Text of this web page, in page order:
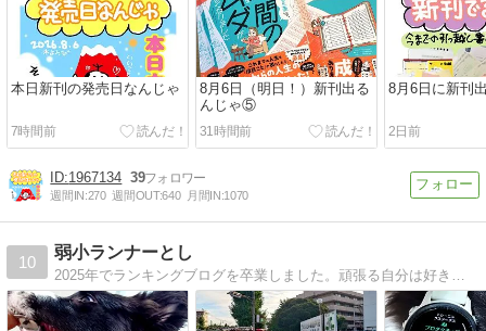
本日新刊の発売日なんじゃ
7時間前
8月6日（明日！）新刊出る
んじゃ⑤
31時間前
8月6日に新刊
2日前
1967134 39
週間IN:270 週間OUT:640 月間IN:1070
10
弱小ランナーとし
2025年でランキングブログを卒業しました。頑張る自分は好き。でも練習は嫌い(^^;そんな似非(？)ランナーが愛犬チョコ(♀)と一緒に走ります。大会よりも観光ランのために練習しています♪